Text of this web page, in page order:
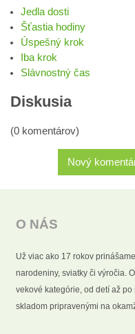
Jedla dosti
Šťastia hodiny
Úspešný krok
Iba krok
Slávnostný čas
Diskusia
(0 komentárov)
Nový
O NÁS
Už viac ako 17 rokov
narodeniny, sviatky či výročia.
vekové kategórie, od detí až
skladom pripravenými na